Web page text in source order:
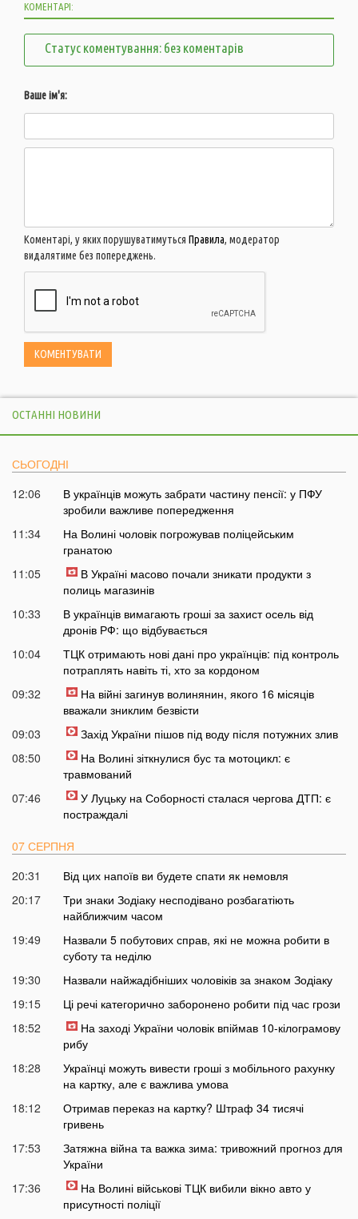
КОМЕНТАРІ:
Статус коментування: без коментарів
Ваше ім'я:
Коментарі, у яких порушуватимуться Правила, модератор
видалятиме без попереджень.
ОСТАННІ НОВИНИ
СЬОГОДНІ
12:06
В українців можуть забрати частину пенсії: у ПФУ
зробили важливе попередження
11:34
На Волині чоловік погрожував поліцейським
гранатою
11:05
В Україні масово почали зникати продукти з
полиць магазинів
10:33
В українців вимагають гроші за захист осель від
дронів РФ: що відбувається
10:04
ТЦК отримають нові дані про українців: під контроль
потраплять навіть ті, хто за кордоном
09:32
На війні загинув волинянин, якого 16 місяців
вважали зниклим безвісти
09:03
Захід України пішов під воду після потужних злив
08:50
На Волині зіткнулися бус та мотоцикл: є
травмований
07:46
У Луцьку на Соборності сталася чергова ДТП: є
постраждалі
07 СЕРПНЯ
20:31
Від цих напоїв ви будете спати як немовля
20:17
Три знаки Зодіаку несподівано розбагатіють
найближчим часом
19:49
Назвали 5 побутових справ, які не можна робити в
суботу та неділю
19:30
Назвали найжадібніших чоловіків за знаком Зодіаку
19:15
Ці речі категорично заборонено робити під час грози
18:52
На заході України чоловік впіймав 10-кілограмову
рибу
18:28
Українці можуть вивести гроші з мобільного рахунку
на картку, але є важлива умова
18:12
Отримав переказ на картку? Штраф 34 тисячі
гривень
17:53
Затяжна війна та важка зима: тривожний прогноз для
України
17:36
На Волині військові ТЦК вибили вікно авто у
присутності поліції